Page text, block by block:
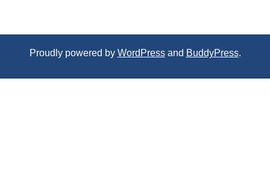
Proudly powered by WordPressand BuddyPress.